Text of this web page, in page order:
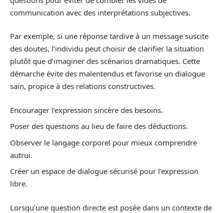
communication avec des interprétations subjectives.
Par exemple, si une réponse tardive à un message suscite
des doutes, l’individu peut choisir de clarifier la situation
plutôt que d’imaginer des scénarios dramatiques. Cette
démarche évite des malentendus et favorise un dialogue
sain, propice à des relations constructives.
Encourager l’expression sincère des besoins.
Poser des questions au lieu de faire des déductions.
Observer le langage corporel pour mieux comprendre
autrui.
Créer un espace de dialogue sécurisé pour l’expression
libre.
Lorsqu’une question directe est posée dans un contexte de